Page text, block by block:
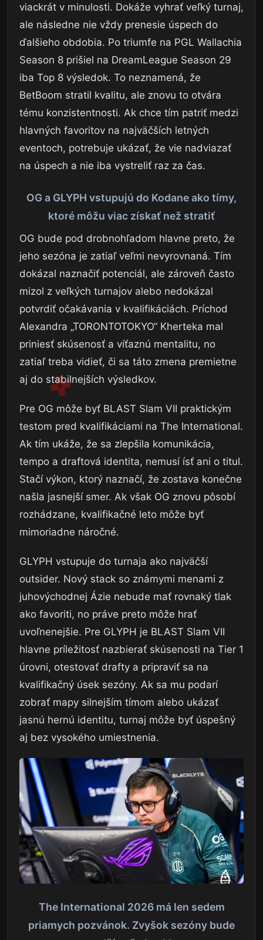
viackrát v minulosti. Dokáže vyhrať veľký turnaj,
ale následne nie vždy prenesie úspech do
ďalšieho obdobia. Po triumfe na PGL Wallachia
Season 8 prišiel na DreamLeague Season 29
iba Top 8 výsledok. To neznamená, že
BetBoom stratil kvalitu, ale znovu to otvára
tému konzistentnosti. Ak chce tím patriť medzi
hlavných favoritov na najväčších letných
eventoch, potrebuje ukázať, že vie nadviazať
na úspech a nie iba vystreliť raz za čas.
OG a GLYPH vstupujú do Kodane ako tímy,
ktoré môžu viac získať než stratiť
OG bude pod drobnohľadom hlavne preto, že
jeho sezóna je zatiaľ veľmi nevyrovnaná. Tím
dokázal naznačiť potenciál, ale zároveň často
mizol z veľkých turnajov alebo nedokázal
potvrdiť očakávania v kvalifikáciách. Príchod
Alexandra „TORONTOTOKYO“ Kherteka mal
priniesť skúsenosť a víťaznú mentalitu, no
zatiaľ treba vidieť, či sa táto zmena premietne
aj do stabilnejších výsledkov.
Pre OG môže byť BLAST Slam VII praktickým
testom pred kvalifikáciami na The International.
Ak tím ukáže, že sa zlepšila komunikácia,
tempo a draftová identita, nemusí ísť ani o titul.
Stačí výkon, ktorý naznačí, že zostava konečne
našla jasnejší smer. Ak však OG znovu pôsobí
rozhádzane, kvalifikačné leto môže byť
mimoriadne náročné.
GLYPH vstupuje do turnaja ako najväčší
outsider. Nový stack so známymi menami z
juhovýchodnej Ázie nebude mať rovnaký tlak
ako favoriti, no práve preto môže hrať
uvoľnenejšie. Pre GLYPH je BLAST Slam VII
hlavne príležitosť nazbierať skúsenosti na Tier 1
úrovni, otestovať drafty a pripraviť sa na
kvalifikačný úsek sezóny. Ak sa mu podarí
zobrať mapy silnejším tímom alebo ukázať
jasnú hernú identitu, turnaj môže byť úspešný
aj bez vysokého umiestnenia.
The International 2026 má len sedem
priamych pozvánok. Zvyšok sezóny bude